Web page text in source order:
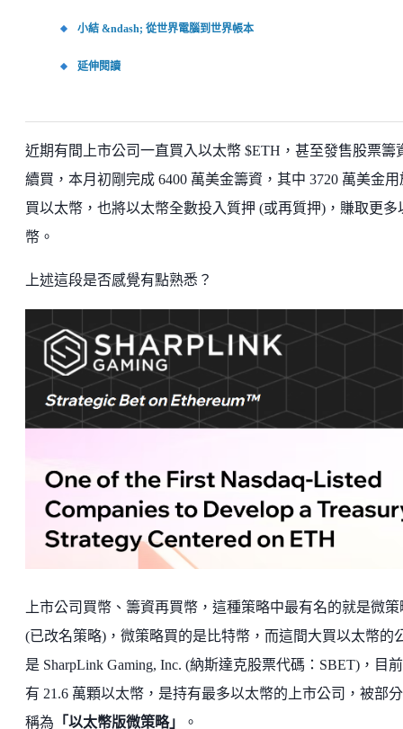
小結 &ndash; 從世界電腦到世界帳本
延伸閱讀
近期有間上市公司一直買入以太幣 $ETH，甚至發售股票籌
續買，本月初剛完成 6400 萬美金籌資，其中 3720 萬美金用
買以太幣，也將以太幣全數投入質押 (或再質押)，賺取更多
幣。
上述這段是否感覺有點熟悉？
上市公司買幣、籌資再買幣，這種策略中最有名的就是微策
(已改名策略)，微策略買的是比特幣，而這間大買以太幣的
是 SharpLink Gaming, Inc. (納斯達克股票代碼：SBET)，目
有 21.6 萬顆以太幣，是持有最多以太幣的上市公司，被部
稱為 「以太幣版微策略」 。